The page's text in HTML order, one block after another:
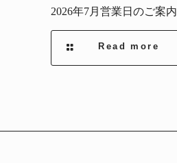
2026年7月営業日のご案内
Read more